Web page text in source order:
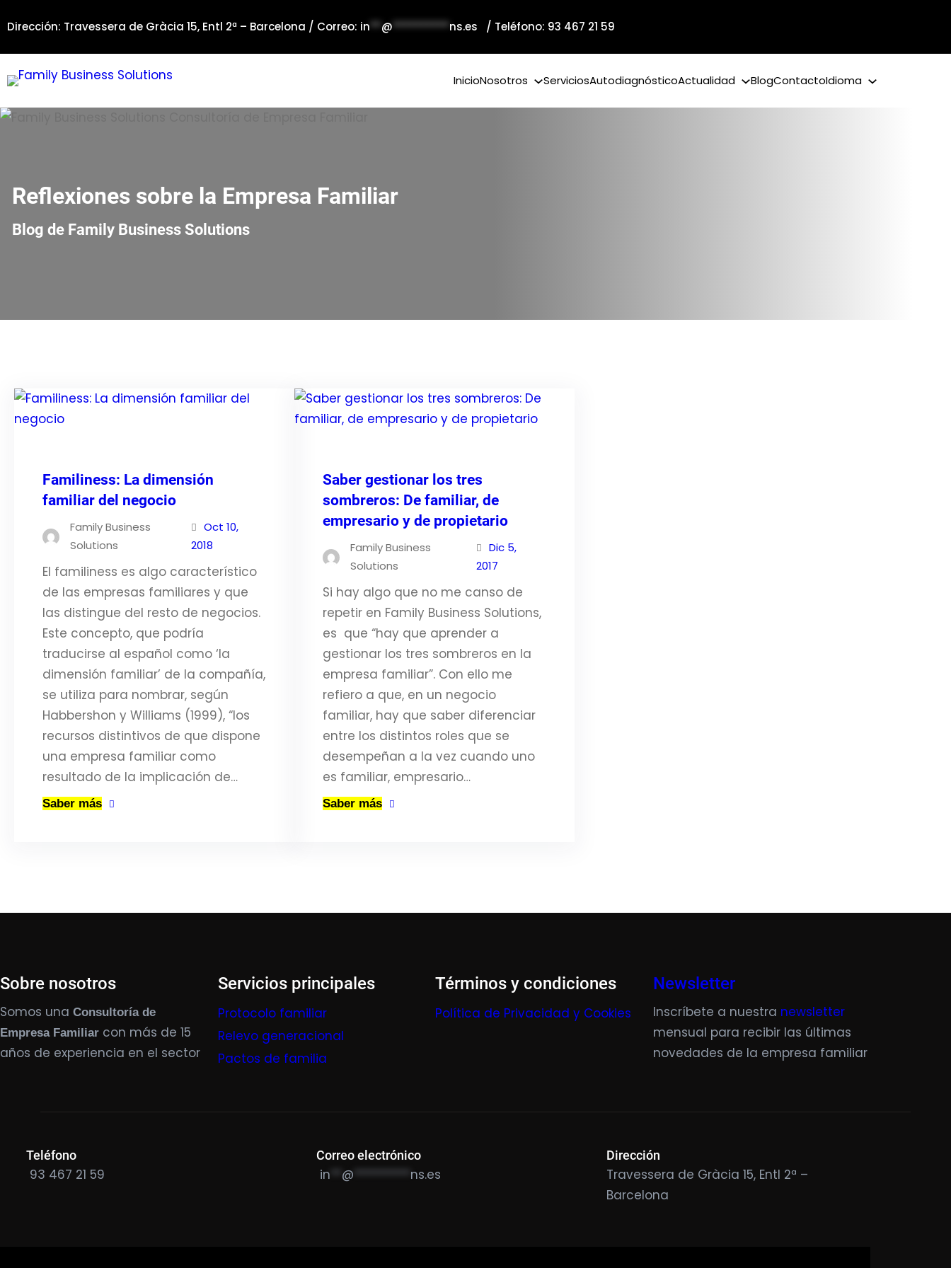
al
contenido
Dirección: Travessera de Gràcia 15, Entl 2ª – Barcelona / Correo: in**@**********ns.es / Teléfono: 93 467 21 59
InicioNosotros ServiciosAutodiagnósticoActualidad BlogContactoIdioma
Reflexiones sobre la Empresa Familiar
Blog de Family Business Solutions
Familiness: La dimensión
familiar del negocio
Family Business
Solutions
Oct 10,
2018
El familiness es algo característico
de las empresas familiares y que
las distingue del resto de negocios.
Este concepto, que podría
traducirse al español como ‘la
dimensión familiar’ de la compañía,
se utiliza para nombrar, según
Habbershon y Williams (1999), “los
recursos distintivos de que dispone
una empresa familiar como
resultado de la implicación de…
Saber más
Saber gestionar los tres
sombreros: De familiar, de
empresario y de propietario
Family Business
Solutions
Dic 5,
2017
Si hay algo que no me canso de
repetir en Family Business Solutions,
es que “hay que aprender a
gestionar los tres sombreros en la
empresa familiar”. Con ello me
refiero a que, en un negocio
familiar, hay que saber diferenciar
entre los distintos roles que se
desempeñan a la vez cuando uno
es familiar, empresario…
Saber más
Sobre nosotros
Somos una Consultoría de
Empresa Familiar con más de 15
años de experiencia en el sector
Servicios principales
Protocolo familiar
Relevo generacional
Pactos de familia
Términos y condiciones
Política de Privacidad y Cookies
Newsletter
Inscríbete a nuestra newsletter
mensual para recibir las últimas
novedades de la empresa familiar
Teléfono
93 467 21 59
Correo electrónico
in @ ********** ns.es
Dirección
Travessera de Gràcia 15, Entl 2ª –
Barcelona